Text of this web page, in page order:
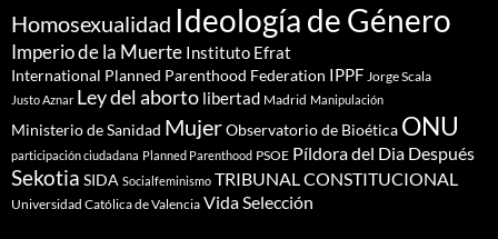
Homosexualidad Ideología de Género
Imperio de la Muerte Instituto Efrat
International Planned Parenthood Federation IPPF Jorge Scala
Justo Aznar Ley del aborto libertad Madrid Manipulación
Ministerio de Sanidad MujerObservatorio de Bioética ONU
participación ciudadana Planned Parenthood PSOE Píldora del Dia Después
Sekotia SIDA Socialfeminismo TRIBUNAL CONSTITUCIONAL
Universidad Católica de Valencia Vida Selección